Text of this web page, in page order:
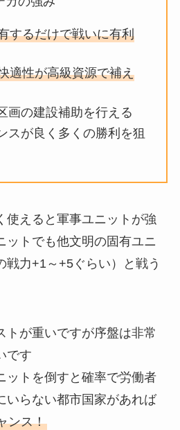
するだけで戦いに有利
適性が高級資源で補え
画の建設補助を行える
スが良く多くの勝利を狙
使えると軍事ユニットが強
ットでも他文明の固有ユニ
戦力+1～+5ぐらい）と戦う
トが重いですが序盤は非常
です
ットを倒すと確率で労働者
いらない都市国家があれば
ンス！